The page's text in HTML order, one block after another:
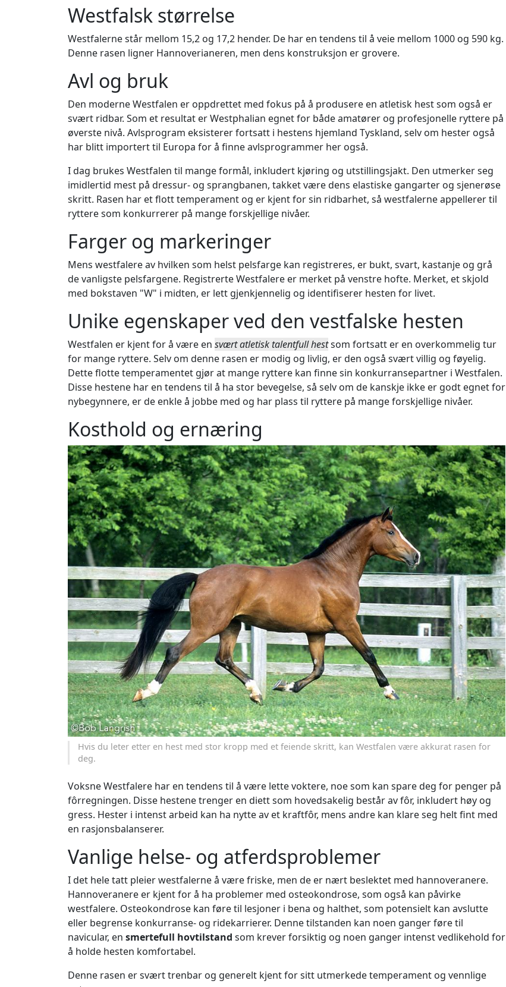
Westfalsk størrelse
Westfalerne står mellom 15,2 og 17,2 hender. De har en tendens til å veie mellom 1000 og 590 kg.
Denne rasen ligner Hannoverianeren, men dens konstruksjon er grovere.
Avl og bruk
Den moderne Westfalen er oppdrettet med fokus på å produsere en atletisk hest som også er
svært ridbar. Som et resultat er Westphalian egnet for både amatører og profesjonelle ryttere på
øverste nivå. Avlsprogram eksisterer fortsatt i hestens hjemland Tyskland, selv om hester også
har blitt importert til Europa for å finne avlsprogrammer her også.
I dag brukes Westfalen til mange formål, inkludert kjøring og utstillingsjakt. Den utmerker seg
imidlertid mest på dressur- og sprangbanen, takket være dens elastiske gangarter og sjenerøse
skritt. Rasen har et flott temperament og er kjent for sin ridbarhet, så westfalerne appellerer til
ryttere som konkurrerer på mange forskjellige nivåer.
Farger og markeringer
Mens westfalere av hvilken som helst pelsfarge kan registreres, er bukt, svart, kastanje og grå
de vanligste pelsfargene. Registrerte Westfalere er merket på venstre hofte. Merket, et skjold
med bokstaven "W" i midten, er lett gjenkjennelig og identifiserer hesten for livet.
Unike egenskaper ved den vestfalske hesten
Westfalen er kjent for å være en svært atletisk talentfull hestsom fortsatt er en overkommelig tur
for mange ryttere. Selv om denne rasen er modig og livlig, er den også svært villig og føyelig.
Dette flotte temperamentet gjør at mange ryttere kan finne sin konkurransepartner i Westfalen.
Disse hestene har en tendens til å ha stor bevegelse, så selv om de kanskje ikke er godt egnet for
nybegynnere, er de enkle å jobbe med og har plass til ryttere på mange forskjellige nivåer.
Kosthold og ernæring
Hvis du leter etter en hest med stor kropp med et feiende skritt, kan Westfalen være akkurat rasen for
deg.
Voksne Westfalere har en tendens til å være lette voktere, noe som kan spare deg for penger på
fôrregningen. Disse hestene trenger en diett som hovedsakelig består av fôr, inkludert høy og
gress. Hester i intenst arbeid kan ha nytte av et kraftfôr, mens andre kan klare seg helt fint med
en rasjonsbalanserer.
Vanlige helse- og atferdsproblemer
I det hele tatt pleier westfalerne å være friske, men de er nært beslektet med hannoveranere.
Hannoveranere er kjent for å ha problemer med osteokondrose, som også kan påvirke
westfalere. Osteokondrose kan føre til lesjoner i bena og halthet, som potensielt kan avslutte
eller begrense konkurranse- og ridekarrierer. Denne tilstanden kan noen ganger føre til
navicular, en smertefull hovtilstand som krever forsiktig og noen ganger intenst vedlikehold for
å holde hesten komfortabel.
Denne rasen er svært trenbar og generelt kjent for sitt utmerkede temperament og vennlige